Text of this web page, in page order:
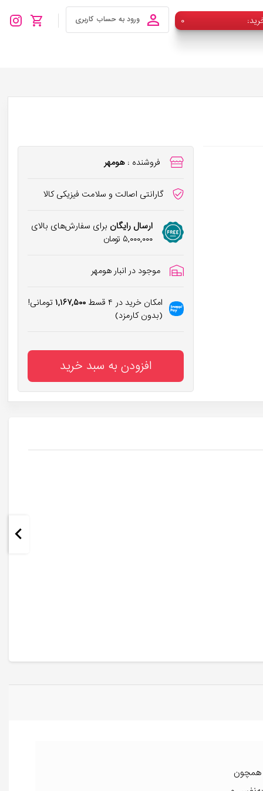
۰ ورود به حساب کاربری
فروشنده : هومهر
گارانتی اصالت و سلامت فیزیکی کالا
ارسال رایگان برای سفارش‌های بالای
۵,۰۰۰,۰۰۰ تومان
موجود در انبار هومهر
امکان خرید در ۴ قسط ۱,۱۶۷,۵۰۰تومانی!
(بدون کارمزد)
افزودن به سبد خرید
میل همچون